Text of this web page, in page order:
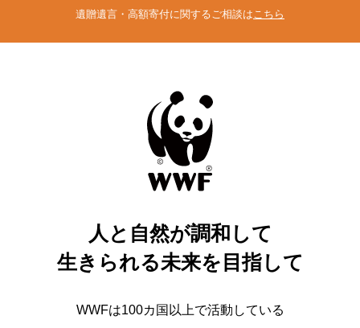
遺贈遺言・高額寄付に関するご相談は こちら
人と自然が調和して
生きられる未来を目指して
WWFは100カ国以上で活動している